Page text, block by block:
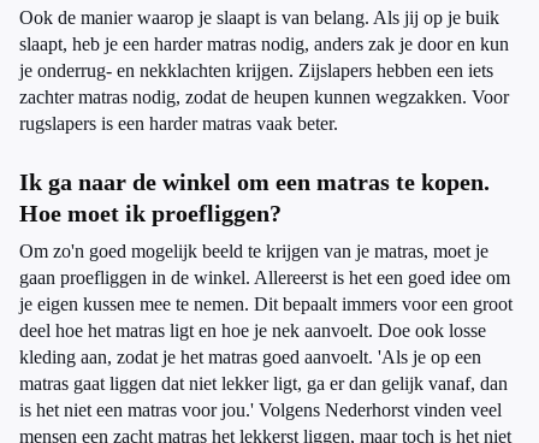
Ook de manier waarop je slaapt is van belang. Als jij op je buik
slaapt, heb je een harder matras nodig, anders zak je door en kun
je onderrug- en nekklachten krijgen. Zijslapers hebben een iets
zachter matras nodig, zodat de heupen kunnen wegzakken. Voor
rugslapers is een harder matras vaak beter.
Ik ga naar de winkel om een matras te kopen.
Hoe moet ik proefliggen?
Om zo'n goed mogelijk beeld te krijgen van je matras, moet je
gaan proefliggen in de winkel. Allereerst is het een goed idee om
je eigen kussen mee te nemen. Dit bepaalt immers voor een groot
deel hoe het matras ligt en hoe je nek aanvoelt. Doe ook losse
kleding aan, zodat je het matras goed aanvoelt. 'Als je op een
matras gaat liggen dat niet lekker ligt, ga er dan gelijk vanaf, dan
is het niet een matras voor jou.' Volgens Nederhorst vinden veel
mensen een zacht matras het lekkerst liggen, maar toch is het niet